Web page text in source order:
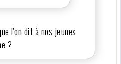
l'on dit à nos jeunes
?